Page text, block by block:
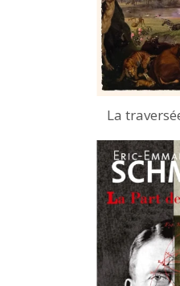
La